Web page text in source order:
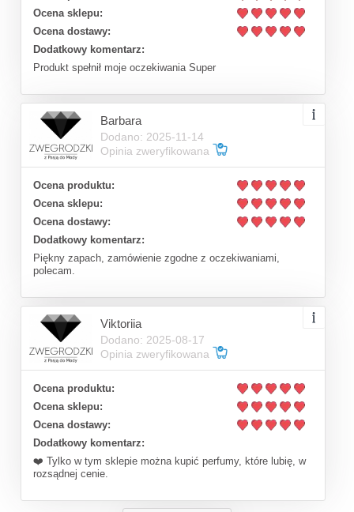
Ocena sklepu:
Ocena dostawy:
Dodatkowy komentarz:
Produkt spełnił moje oczekiwania Super
Barbara
Dodano: 2025-11-14
Opinia zweryfikowana
Ocena produktu:
Ocena sklepu:
Ocena dostawy:
Dodatkowy komentarz:
Piękny zapach, zamówienie zgodne z oczekiwaniami,
polecam.
Viktoriia
Dodano: 2025-08-17
Opinia zweryfikowana
Ocena produktu:
Ocena sklepu:
Ocena dostawy:
Dodatkowy komentarz:
❤️ Tylko w tym sklepie można kupić perfumy, które lubię, w
rozsądnej cenie.